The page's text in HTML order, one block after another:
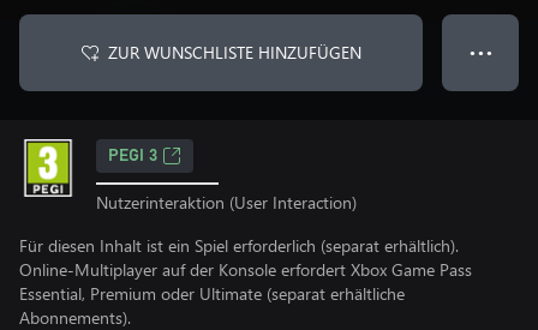
ZUR WUNSCHLISTE HINZUFÜGEN ● ● ●
PEGI 3
Nutzerinteraktion (User Interaction)
Für diesen Inhalt ist ein Spiel erforderlich (separat erhältlich).
Online-Multiplayer auf der Konsole erfordert Xbox Game Pass
Essential, Premium oder Ultimate (separat erhältliche
Abonnements).